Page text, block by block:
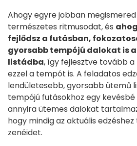
Ahogy egyre jobban
természetes ritmusodat, és
fejlődsz a futásban,
gyorsabb tempójú dalokat is
listádba, így fejlesztve tovább
ezzel a tempót is. A feladatos
lendületesebb, gyorsabb ütemű
tempójú futásokhoz egy
annyira ütemes dalokat
hogy mindig az aktuális
zenéidet.